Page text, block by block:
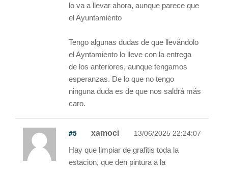
lo va a llevar ahora, aunque parece que
el Ayuntamiento
Tengo algunas dudas de que llevándolo
el Ayntamiento lo lleve con la entrega
de los anteriores, aunque tengamos
esperanzas. De lo que no tengo
ninguna duda es de que nos saldrá más
caro.
#5 xamoci 13/06/2025 22:24:07
Hay que limpiar de grafitis toda la
estacion, que den pintura a la